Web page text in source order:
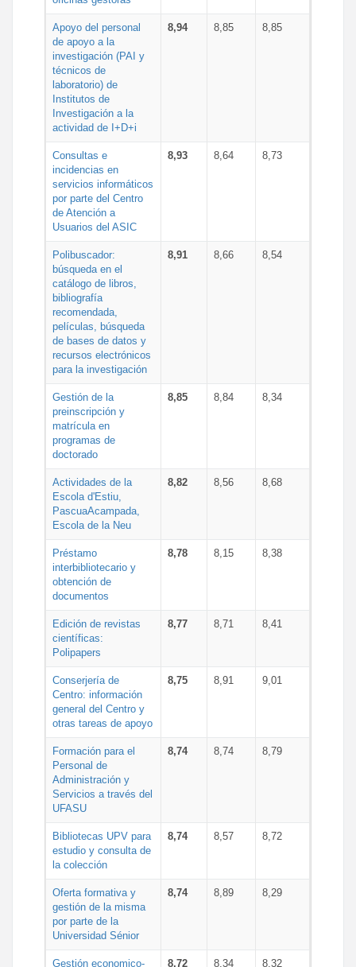
Apoyo del personal
de apoyo a la
investigación (PAI y
técnicos de
laboratorio) de
Institutos de
Investigación a la
actividad de I+D+i
8,94 8,85 8,85
Consultas e
incidencias en
servicios informáticos
por parte del Centro
de Atención a
Usuarios del ASIC
8,93 8,64 8,73
Polibuscador:
búsqueda en el
catálogo de libros,
bibliografía
recomendada,
películas, búsqueda
de bases de datos y
recursos electrónicos
para la investigación
8,91 8,66 8,54
Gestión de la
preinscripción y
matrícula en
programas de
doctorado
8,85 8,84 8,34
Actividades de la
Escola d'Estiu,
PascuaAcampada,
Escola de la Neu
8,82 8,56 8,68
Préstamo
interbibliotecario y
obtención de
documentos
8,78 8,15 8,38
Edición de revistas
científicas:
Polipapers
8,77 8,71 8,41
Conserjería de
Centro: información
general del Centro y
otras tareas de apoyo
8,75 8,91 9,01
Formación para el
Personal de
Administración y
Servicios a través del
UFASU
8,74 8,74 8,79
Bibliotecas UPV para
estudio y consulta de
la colección
8,74 8,57 8,72
Oferta formativa y
gestión de la misma
por parte de la
Universidad Sénior
8,74 8,89 8,29
Gestión economico- 8,72 8,34 8,32